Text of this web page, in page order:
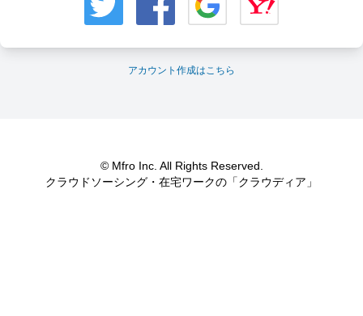
アカウント作成はこちら
© Mfro Inc. All Rights Reserved.
クラウドソーシング・在宅ワークの「クラウディア」